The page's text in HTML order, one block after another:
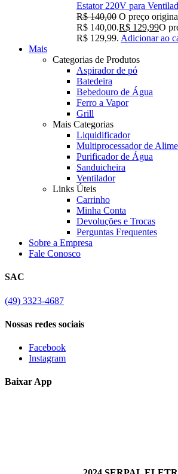
Estator 220V para
R$140,00 O preço
R$ 140,00.R$ 129,99O
R$ 129,99. Adicionar ao
Mais
Categorias de Produtos
Aspirador de pó
Batedeira
Bebedouro de Água
Ferro a Vapor
Grill
Mais Categorias
Liquidificador
Multiprocessador de
Purificador de Água
Sanduicheira
Ventilador
Links Úteis
Carrinho
Minha Conta
Devoluções e Trocas
Perguntas Frequentes
Sobre a Empresa
Fale Conosco
SAC
(49) 3323-4687
Nossas redes sociais
Facebook
Instagram
Baixar App